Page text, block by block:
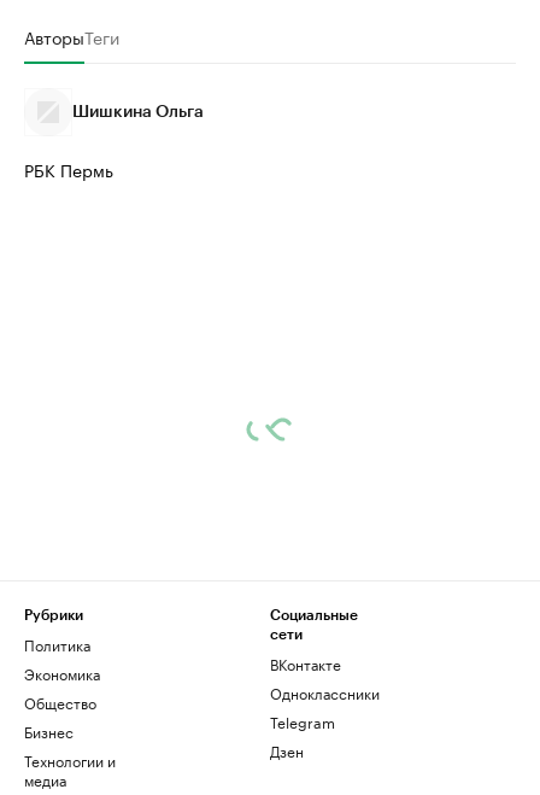
АвторыТеги
Шишкина Ольга
РБК Пермь
Рубрики
Политика
Экономика
Общество
Бизнес
Технологии и
медиа
Социальные
сети
ВКонтакте
Одноклассники
Telegram
Дзен